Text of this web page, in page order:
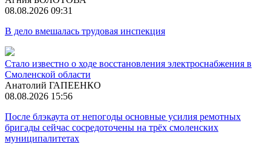
08.08.2026 09:31
В дело вмешалась трудовая инспекция
Стало известно о ходе восстановления электроснабжения в
Смоленской области
Анатолий ГАПЕЕНКО
08.08.2026 15:56
После блэкаута от непогоды основные усилия ремотных
бригады сейчас сосредоточены на трёх смоленских
муниципалитетах